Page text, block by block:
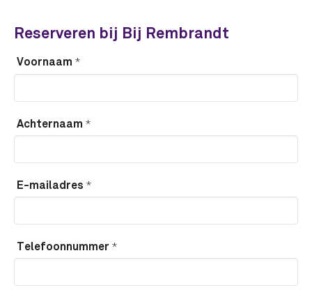
Reserveren bij Bij Rembrandt
Voornaam *
Achternaam *
E-mailadres *
Telefoonnummer *